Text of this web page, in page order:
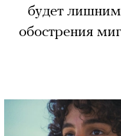
будет
обострения